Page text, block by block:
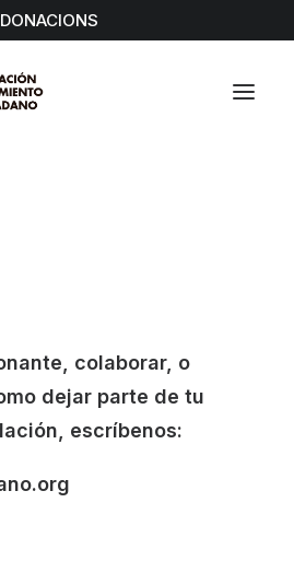
DONACIONS
colaborar, o
dejar parte de tu
escríbenos:
Ciudadano Horizontal